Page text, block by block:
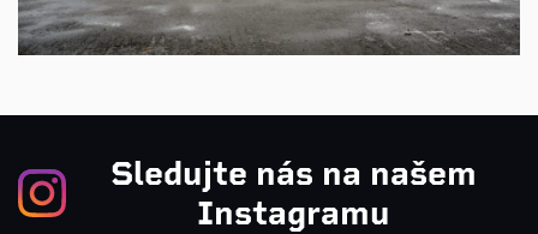
Sledujte nás na našem
Instagramu